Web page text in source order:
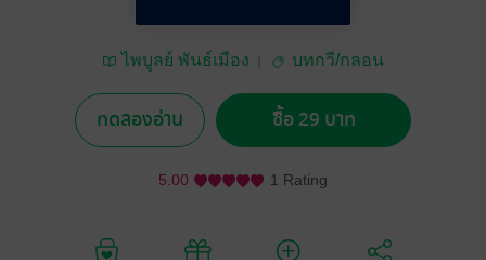
ไพบูลย์ พันธ์เมือง บทกวี/กลอน
ทดลองอ่าน ซื้อ 29 บาท
5.00 1 Rating